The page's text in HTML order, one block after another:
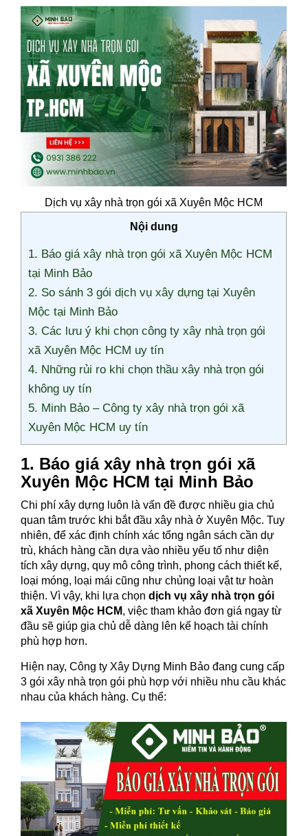
Dịch vụ xây nhà trọn gói xã Xuyên Mộc HCM
Nội dung
1. Báo giá xây nhà trọn gói xã Xuyên Mộc HCM
tại Minh Bảo
2. So sánh 3 gói dịch vụ xây dựng tại Xuyên
Mộc tại Minh Bảo
3. Các lưu ý khi chọn công ty xây nhà trọn gói
xã Xuyên Mộc HCM uy tín
4. Những rủi ro khi chọn thầu xây nhà trọn gói
không uy tín
5. Minh Bảo – Công ty xây nhà trọn gói xã
Xuyên Mộc HCM uy tín
1. Báo giá xây nhà trọn gói xã
Xuyên Mộc HCM tại Minh Bảo
Chi phí xây dựng luôn là vấn đề được nhiều gia chủ
quan tâm trước khi bắt đầu xây nhà ở Xuyên Mộc. Tuy
nhiên, để xác định chính xác tổng ngân sách cần dự
trù, khách hàng cần dựa vào nhiều yếu tố như diện
tích xây dựng, quy mô công trình, phong cách thiết kế,
loại móng, loại mái cũng như chủng loại vật tư hoàn
thiện. Vì vậy, khi lựa chọn dịch vụ xây nhà trọn gói
xã Xuyên Mộc HCM, việc tham khảo đơn giá ngay từ
đầu sẽ giúp gia chủ dễ dàng lên kế hoạch tài chính
phù hợp hơn.
Hiện nay, Công ty Xây Dựng Minh Bảo đang cung cấp
3 gói xây nhà trọn gói phù hợp với nhiều nhu cầu khác
nhau của khách hàng. Cụ thể: